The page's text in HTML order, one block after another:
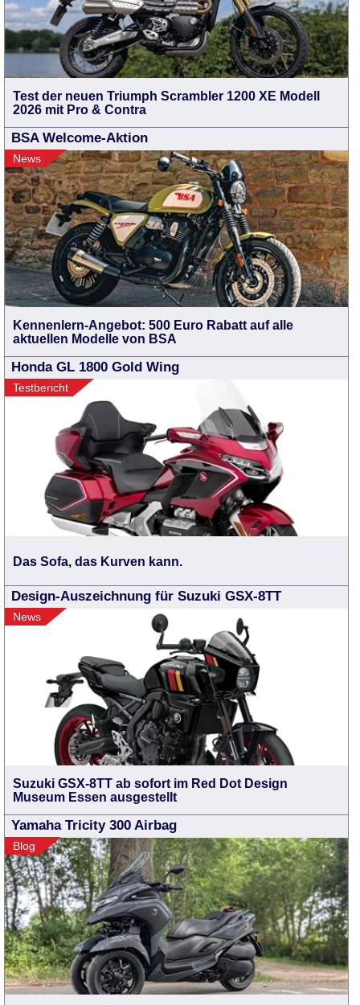
Test der neuen Triumph Scrambler 1200 XE Modell
2026 mit Pro & Contra
BSA Welcome-Aktion
News
Kennenlern-Angebot: 500 Euro Rabatt auf alle
aktuellen Modelle von BSA
Honda GL 1800 Gold Wing
Testbericht
Das Sofa, das Kurven kann.
Design-Auszeichnung für Suzuki GSX-8TT
News
Suzuki GSX-8TT ab sofort im Red Dot Design
Museum Essen ausgestellt
Yamaha Tricity 300 Airbag
Blog